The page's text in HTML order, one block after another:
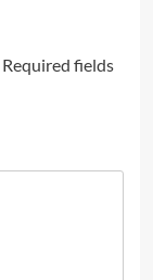
Required fields